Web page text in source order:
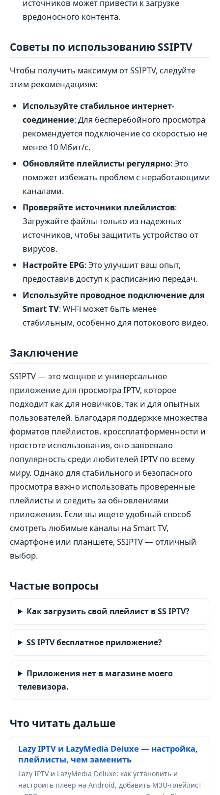
источников может привести к загрузке
вредоносного контента.
Советы по использованию SSIPTV
Чтобы получить максимум от SSIPTV, следуйте
этим рекомендациям:
Используйте стабильное интернет-
соединение: Для бесперебойного просмотра
рекомендуется подключение со скоростью не
менее 10 Мбит/с.
Обновляйте плейлисты регулярно: Это
поможет избежать проблем с неработающими
каналами.
Проверяйте источники плейлистов:
Загружайте файлы только из надежных
источников, чтобы защитить устройство от
вирусов.
Настройте EPG: Это улучшит ваш опыт,
предоставив доступ к расписанию передач.
Используйте проводное подключение для
Smart TV: Wi-Fi может быть менее
стабильным, особенно для потокового видео.
Заключение
SSIPTV — это мощное и универсальное
приложение для просмотра IPTV, которое
подходит как для новичков, так и для опытных
пользователей. Благодаря поддержке множества
форматов плейлистов, кроссплатформенности и
простоте использования, оно завоевало
популярность среди любителей IPTV по всему
миру. Однако для стабильного и безопасного
просмотра важно использовать проверенные
плейлисты и следить за обновлениями
приложения. Если вы ищете удобный способ
смотреть любимые каналы на Smart TV,
смартфоне или планшете, SSIPTV — отличный
выбор.
Частые вопросы
Как загрузить свой плейлист в SS IPTV?
SS IPTV бесплатное приложение?
Приложения нет в магазине моего
телевизора.
Что читать дальше
Lazy IPTV и LazyMedia Deluxe — настройка,
плейлисты, чем заменить
Lazy IPTV и LazyMedia Deluxe: как установить и
настроить плеер на Android, добавить M3U-плейлист